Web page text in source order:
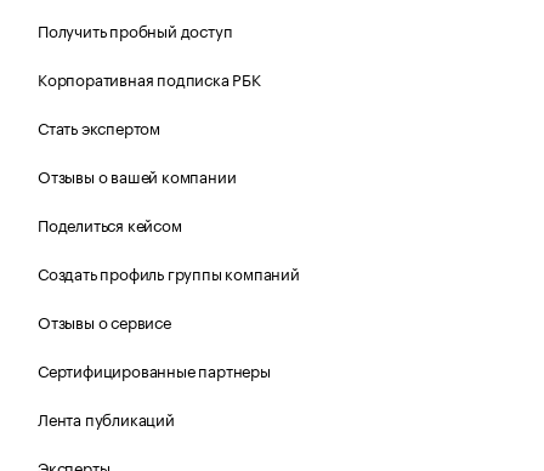
Получить пробный доступ
Корпоративная подписка РБК
Стать экспертом
Отзывы о вашей компании
Поделиться кейсом
Создать профиль группы компаний
Отзывы о сервисе
Сертифицированные партнеры
Лента публикаций